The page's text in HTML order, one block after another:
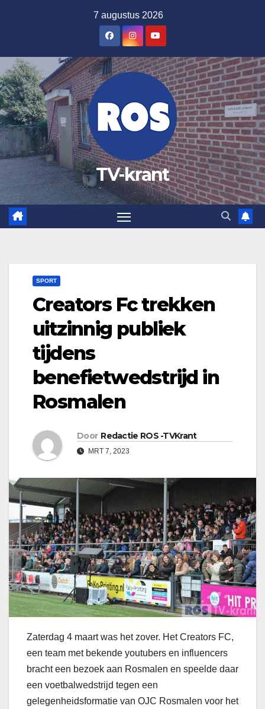
inhoud
7 augustus 2026
TV-krant
SPORT
Creators Fc trekken
uitzinnig publiek
tijdens
benefietwedstrijd in
Rosmalen
Door Redactie ROS -TVKrant
MRT 7, 2023
Zaterdag 4 maart was het zover. Het Creators FC,
een team met bekende youtubers en influencers
bracht een bezoek aan Rosmalen en speelde daar
een voetbalwedstrijd tegen een
gelegenheidsformatie van OJC Rosmalen voor het